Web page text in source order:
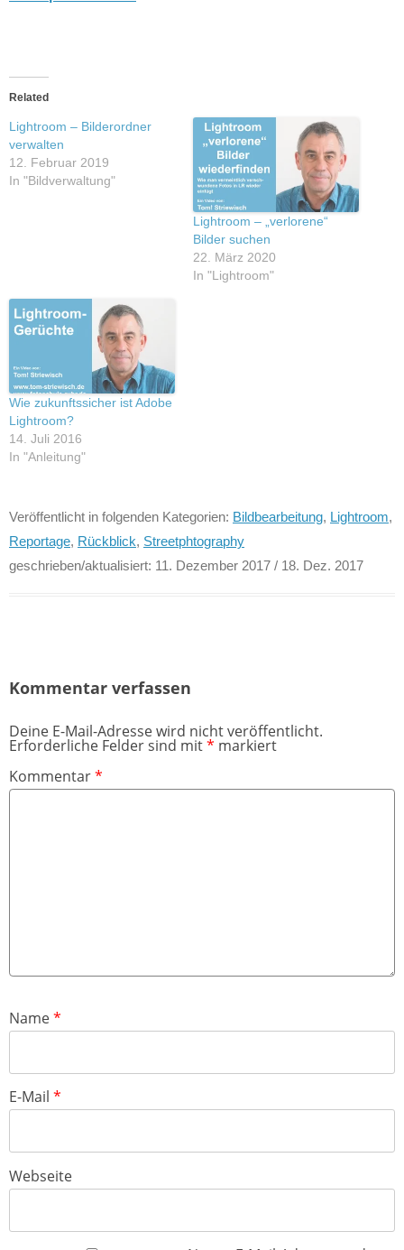
Related
Lightroom – Bilderordner
verwalten
12. Februar 2019
In "Bildverwaltung"
Lightroom – „verlorene“
Bilder suchen
22. März 2020
In "Lightroom"
Wie zukunftssicher ist Adobe
Lightroom?
14. Juli 2016
In "Anleitung"
Veröffentlicht in folgenden Kategorien: Bildbearbeitung, Lightroom,
Reportage, Rückblick, Streetphtography
geschrieben/aktualisiert: 11. Dezember 2017 / 18. Dez. 2017
Kommentar verfassen
Deine E-Mail-Adresse wird nicht veröffentlicht.
Erforderliche Felder sind mit* markiert
Kommentar*
Name*
E-Mail *
Webseite